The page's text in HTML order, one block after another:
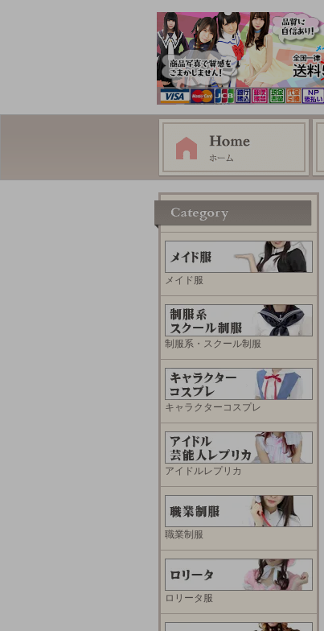
メイド服
制服系・スクール制服
キャラクターコスプレ
アイドルレプリカ
職業制服
ロリータ服